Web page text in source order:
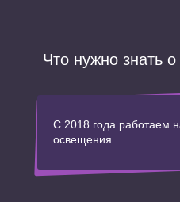
Что нужно знать
С 2018 года работаем
освещения.